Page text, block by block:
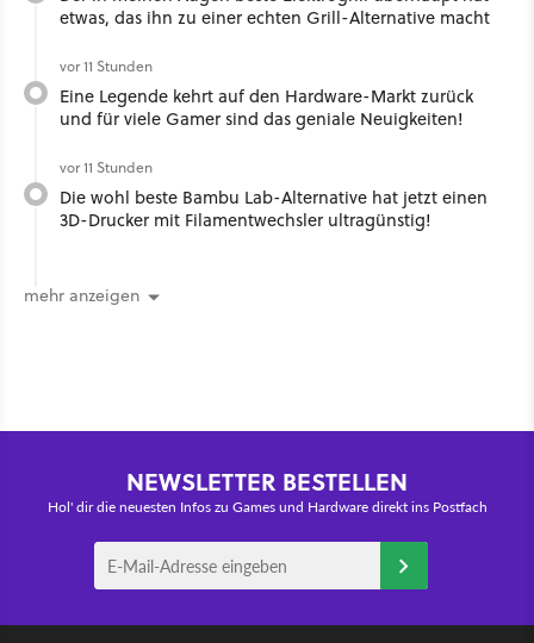
etwas, das ihn zu einer echten Grill-Alternative macht
vor 11 Stunden
Eine Legende kehrt auf den Hardware-Markt zurück
und für viele Gamer sind das geniale Neuigkeiten!
vor 11 Stunden
Die wohl beste Bambu Lab-Alternative hat jetzt einen
3D-Drucker mit Filamentwechsler ultragünstig!
mehr anzeigen
NEWSLETTER BESTELLEN
Hol' dir die neuesten Infos zu Games und Hardware direkt ins Postfach